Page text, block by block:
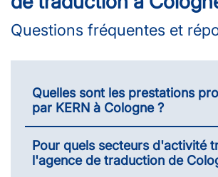
Questions fréquentes et
Quelles sont les prestations
par KERN à Cologne ?
Pour quels secteurs d'activité
l'agence de traduction de